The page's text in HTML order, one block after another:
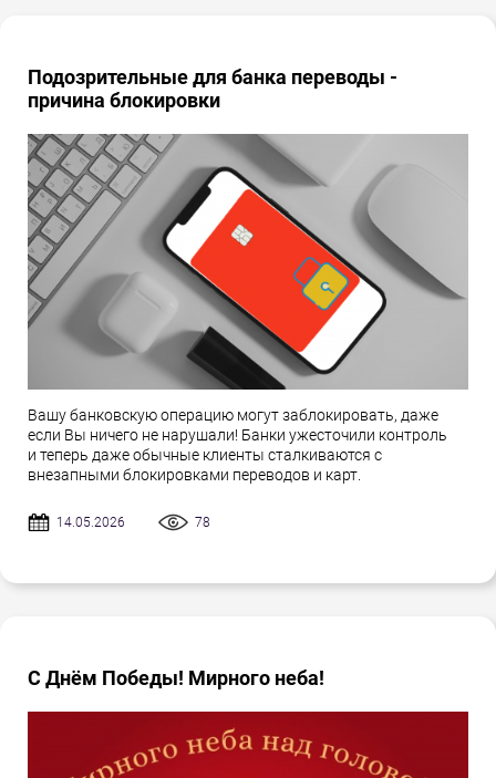
Подозрительные для банка переводы -
причина блокировки
Вашу банковскую операцию могут заблокировать, даже
если Вы ничего не нарушали! Банки ужесточили контроль
и теперь даже обычные клиенты сталкиваются с
внезапными блокировками переводов и карт.
14.05.2026 78
С Днём Победы! Мирного неба!